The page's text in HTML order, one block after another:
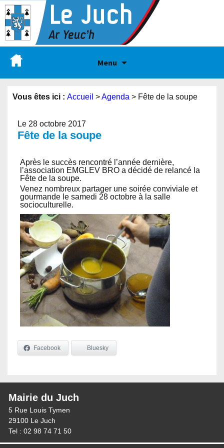
Menu
Vous êtes ici : Accueil >Agenda > Fête de la soupe
Le 28 octobre 2017
Fête de la soupe
Après le succès rencontré l’année dernière,
l’association EMGLEV BRO a décidé de relancé la
Fête de la soupe.
Venez nombreux partager une soirée conviviale et
gourmande le samedi 28 octobre à la salle
socioculturelle.
Facebook Bluesky
Mairie du Juch
5 Rue Louis Tymen
29100 Le Juch
Tel : 02 98 74 71 50